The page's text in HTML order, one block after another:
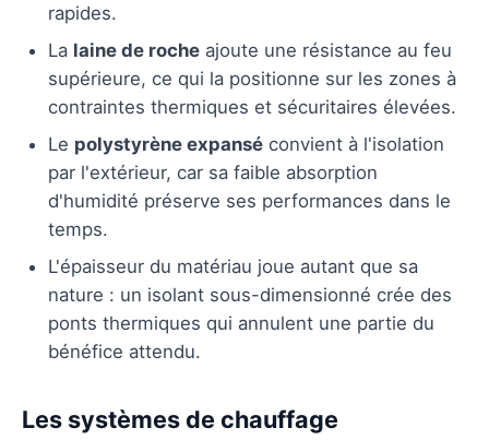
rapides.
La laine de roche ajoute une résistance au feu
supérieure, ce qui la positionne sur les zones à
contraintes thermiques et sécuritaires élevées.
Le polystyrène expansé convient à l'isolation
par l'extérieur, car sa faible absorption
d'humidité préserve ses performances dans le
temps.
L'épaisseur du matériau joue autant que sa
nature : un isolant sous-dimensionné crée des
ponts thermiques qui annulent une partie du
bénéfice attendu.
Les systèmes de chauffage